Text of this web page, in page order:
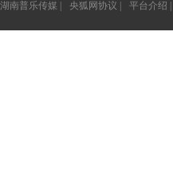
湖南普乐传媒 | 央狐网协议 | 平台介绍 |